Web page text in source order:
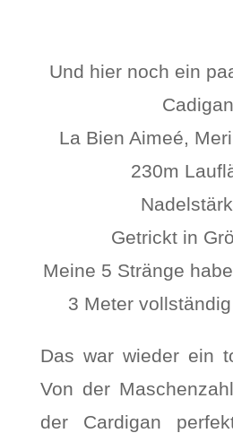
Und hier noch ein
La Bien Aimeé,
230m
Getrickt in
Meine 5 Stränge
3 Meter
Das war wieder ein
Von der
der Cardigan